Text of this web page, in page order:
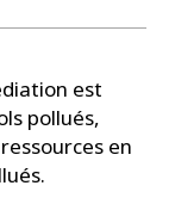
est
pollués,
en